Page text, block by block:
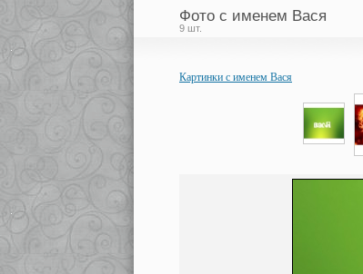
Фото с именем Вася
9 шт.
Картинки с именем Вася